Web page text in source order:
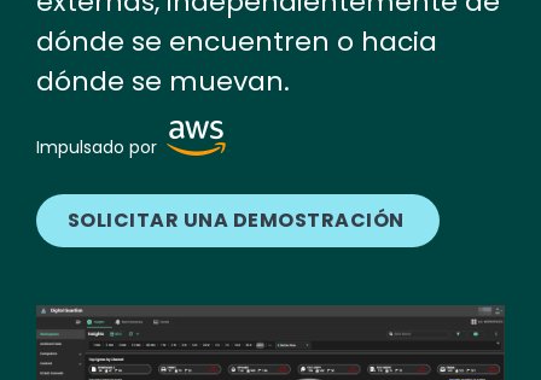
dónde se encuentren o hacia
dónde se muevan.
Impulsado por Image
SOLICITAR UNA DEMOSTRACIÓN
Image